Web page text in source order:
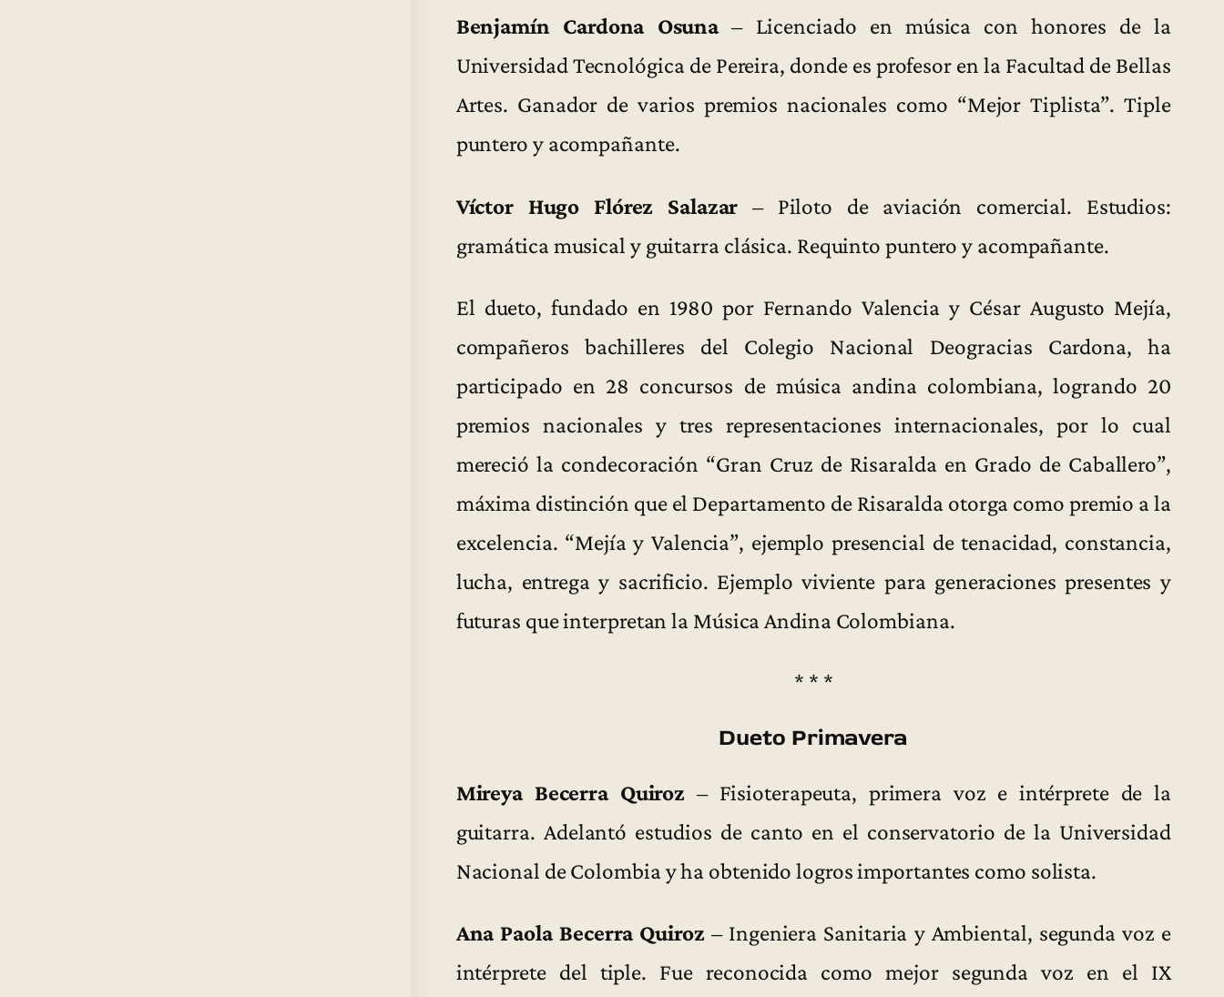
Benjamín Cardona Osuna– Licenciado en música con honores de la
Universidad Tecnológica de Pereira, donde es profesor en la Facultad de Bellas
Artes. Ganador de varios premios nacionales como “Mejor Tiplista”. Tiple
puntero y acompañante.
Víctor Hugo Flórez Salazar– Piloto de aviación comercial. Estudios:
gramática musical y guitarra clásica. Requinto puntero y acompañante.
El dueto, fundado en 1980 por Fernando Valencia y César Augusto Mejía,
compañeros bachilleres del Colegio Nacional Deogracias Cardona, ha
participado en 28 concursos de música andina colombiana, logrando 20
premios nacionales y tres representaciones internacionales, por lo cual
mereció la condecoración “Gran Cruz de Risaralda en Grado de Caballero”,
máxima distinción que el Departamento de Risaralda otorga como premio a la
excelencia. “Mejía y Valencia”, ejemplo presencial de tenacidad, constancia,
lucha, entrega y sacrificio. Ejemplo viviente para generaciones presentes y
futuras que interpretan la Música Andina Colombiana.
* * *
Dueto Primavera
Mireya Becerra Quiroz – Fisioterapeuta, primera voz e intérprete de la
guitarra. Adelantó estudios de canto en el conservatorio de la Universidad
Nacional de Colombia y ha obtenido logros importantes como solista.
Ana Paola Becerra Quiroz– Ingeniera Sanitaria y Ambiental, segunda voz e
intérprete del tiple. Fue reconocida como mejor segunda voz en el IX